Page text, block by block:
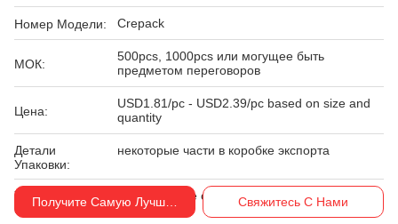
Номер Модели: Crepack
МОК:
500pcs, 1000pcs или могущее быть
предметом переговоров
Цена:
USD1.81/pc - USD2.39/pc based on size and
quantity
Детали
Упаковки:
некоторые части в коробке экспорта
Условия
Оплаты:
T/T, западное соединение, MoneyGram
Получите Самую Лучшую Цену Свяжитесь С Нами